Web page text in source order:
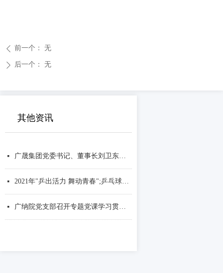
ꄴ 前一个： 无
ꄲ 后一个： 无
其他资讯
넷 广晟集团党委书记、董事长刘卫东一行到广纳院调研
넷 2021年"乒出活力 舞动青春";乒乓球友谊联赛圆满举行
넷 广纳院党支部召开专题党课学习贯彻落实习近平总书记七一重要讲话精神